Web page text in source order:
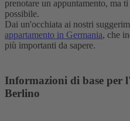
prenotare un appuntamento, ma
possibile.
Dai un'occhiata ai nostri
appartamento in Germania, che
più importanti da sapere.
Informazioni di base per
Berlino